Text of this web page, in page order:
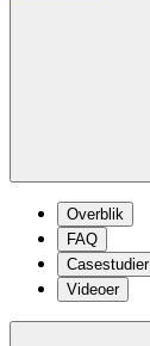
Overblik
FAQ
Casestudier
Videoer